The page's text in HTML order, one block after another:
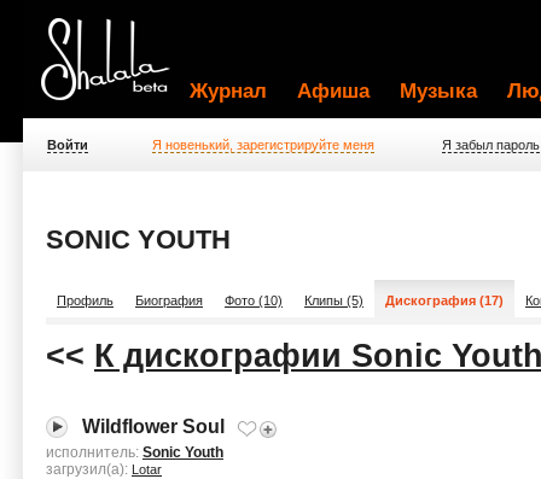
Журнал Афиша Музыка
Войти Я новенький, зарегистрируйте меня Я забыл пароль
SONIC YOUTH
Профиль Биография Фото (10) Клипы (5) Дискография (17)
<< К дискографии Sonic
Wildflower Soul
исполнитель: Sonic Youth
загрузил(а): Lotar